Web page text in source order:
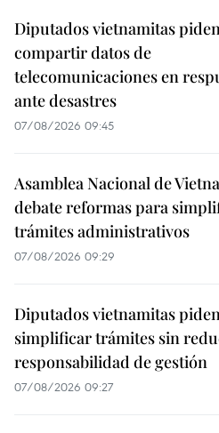
Diputados vietnamitas
compartir datos de
telecomunicaciones en
ante desastres
07/08/2026 09:45
Asamblea Nacional de
debate reformas para
trámites administrativos
07/08/2026 09:29
Diputados vietnamitas
simplificar trámites sin
responsabilidad de gestión
07/08/2026 09:27